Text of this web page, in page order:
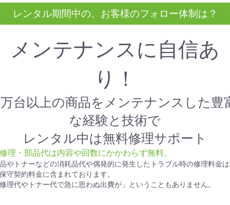
レンタル期間中の、お客様のフォロー体制は？
メンテナンスに自信あ
り！
台以上の商品をメンテナンスした豊
な経験と技術で
レンタル中は無料修理サポート
理・部品代は内容や回数にかかわらず無料。
やトナーなどの消耗品代や偶発的に発生したトラブル時の修理料金
守契約料金に含まれております。
理代やトナー代で急に思わぬ出費が」ということもありません。